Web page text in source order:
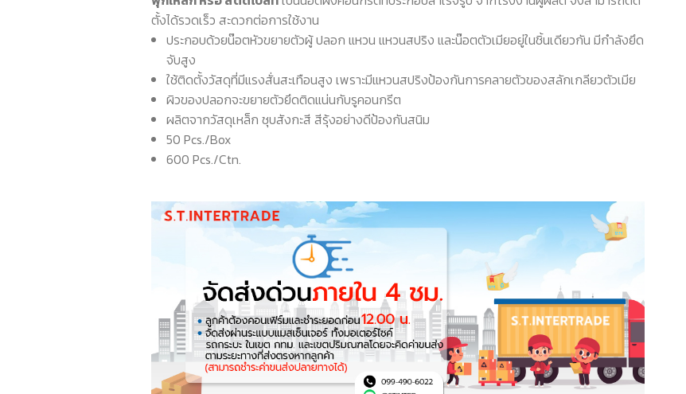
ตั้งได้รวดเร็ว สะดวกต่อการใช้งาน
ประกอบด้วยน๊อตหัวขยายตัวผู้ ปลอก แหวน แหวนสปริง และน๊อตตัวเมียอยู่ในชิ้นเดียวกัน มีกำลังยึด
จับสูง
ใช้ติดตั้งวัสดุที่มีแรงสั่นสะเทือนสูง เพราะมีแหวนสปริงป้องกันการคลายตัวของสลักเกลียวตัวเมีย
ผิวของปลอกจะขยายตัวยึดติดแน่นกับรูคอนกรีต
ผลิตจากวัสดุเหล็ก ชุบสังกะสี สีรุ้งอย่างดีป้องกันสนิม
50 Pcs./Box
600 Pcs./Ctn.